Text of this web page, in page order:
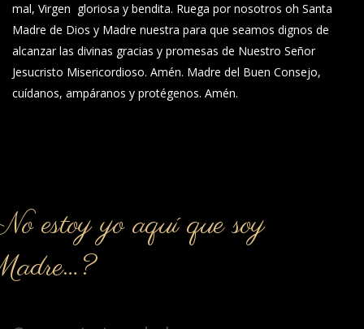
mal, Virgen gloriosa y bendita. Ruega por nosotros oh Santa
Madre de Dios y Madre nuestra para que seamos dignos de
alcanzar las divinas gracias y promesas de Nuestro Señor
Jesucristo Misericordioso. Amén. Madre del Buen Consejo,
cuídanos, ampáranos y protégenos. Amén.
estoy yo aquí que soy